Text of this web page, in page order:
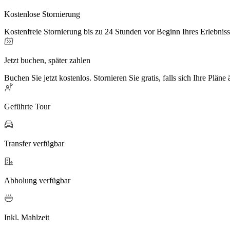
Kostenlose Stornierung
Kostenfreie Stornierung bis zu 24 Stunden vor Beginn Ihres
Jetzt buchen, später zahlen
Buchen Sie jetzt kostenlos. Stornieren Sie gratis, falls sich Ihre Pläne
Geführte Tour
Transfer verfügbar
Abholung verfügbar
Inkl. Mahlzeit